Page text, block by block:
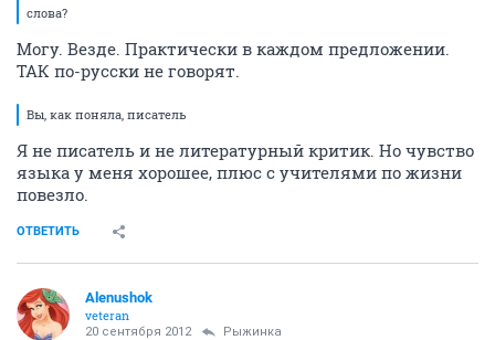
слова?
Могу. Везде. Практически в каждом предложении.
ТАК по-русски не говорят.
Вы, как поняла, писатель
Я не писатель и не литературный критик. Но чувство
языка у меня хорошее, плюс с учителями по жизни
повезло.
ОТВЕТИТЬ
Alenushok
veteran
20 сентября 2012 Рыжинка